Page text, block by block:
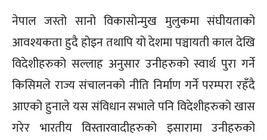
नेपाल जस्तो सानो विकासोन्मुख मुलुकमा संघीयताको
आवश्यकता हुदै होइन तथापि यो देशमा पञ्चायती काल देखि
विदेशीहरुको सल्लाह अनुसार उनीहरुको स्वार्थ पुरा गर्ने
किसिमले राज्य संचालनको नीति निर्माण गर्ने परम्परा रहँदै
आएको हुनाले यस संविधान सभाले पनि विदेशीहरुको खास
गरेर भारतीय विस्तारवादीहरुको इसारामा उनीहरुको